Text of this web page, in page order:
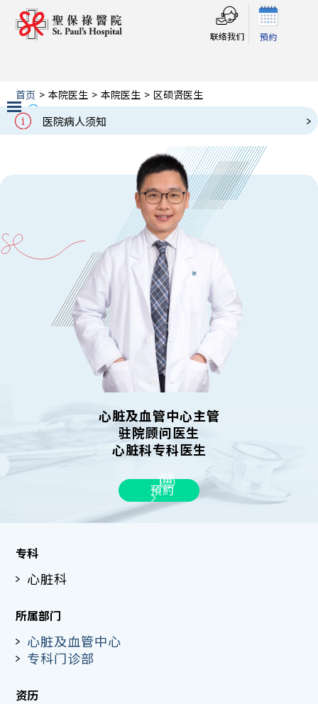
联络我们 預約
医院病人须知
Slide 2 of 3.
首页 > 本院医生 > 本院医生 > 区硕贤医生
区硕贤医生
心脏及血管中心主管
驻院顾问医生
心脏科专科医生
預約
专科
心脏科
所属部门
心脏及血管中心
专科门诊部
资历